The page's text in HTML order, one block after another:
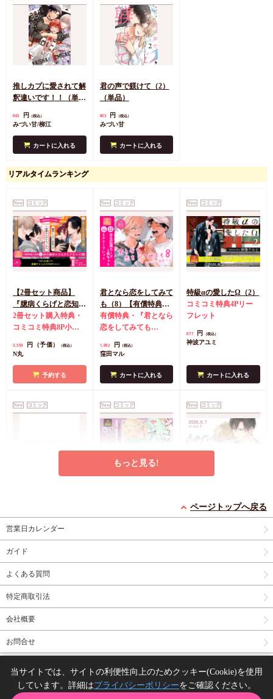
推しカプに愛されて解
釈違いです！！（単
803 円 （税込）
みづい甘/柳江
カートに入れる
君の声で躾けて（2）
（単品）
803 円 （税込）
みづい甘
カートに入れる
リアルタイムランキング
New コミック
【2冊セット商品】
『臆病くらげと恋知ら
ず【有償】+柴崎さん
のケモノみち【有
約キャンペーン(抽■
2冊セット購入特典・
コミコミ特典8P小冊
2枚
有償特典・『臆病
となの公式同人誌
償特典・『柴崎さんの
アクリルカードキーホ
店舗共通特典ペ
3,559 円（予価） （税込）
N丸
予約する
New コミック
君となら恋をしてみて
も（8）【有償特典・
学生証風カード2枚セ
ット】
有償特典・『君となら
恋をしてみても
ド2枚セット
1,892 円 （税込）
窪田マル
カートに入れる
New コミック
特級αの愛したΩ（2）
コミコミ特典4Pリー
フレット
877 円 （税込）
神波アユミ
カートに入れる
New コミック
小冊子＋箔押しA5ア
クリルボード】
有償特典・『エンドロ
ールは地獄まで
（3）』小冊子 有償特
典・『エンドロールは
地獄まで（3）』箔押
しA5アクリルボード
コミコミ特典8P小冊
子 コミコミ特典雑誌
風A5イラストカード
3,894
三ツ星しずく
予約する
New コミック
有償特典・『シュガー
コミコミ特典4Pリー
典ミニイラストカード
New コミック
特典・小冊子】
有償特典・『うなじに
New コミック
誘蛾灯に焦がれる【有
New コミック New コミック
もっと見る!
ページトップへ戻る
営業日カレンダー
ガイド
よくある質問
特定商取引法
会社概要
お問合せ
Copyright(C) comicomi studio. All right reserved.
当サイトでは、サイトの利便性向上のためクッキー(Cookie)を使用
しています。詳細はプライバシーポリシーをご確認ください。